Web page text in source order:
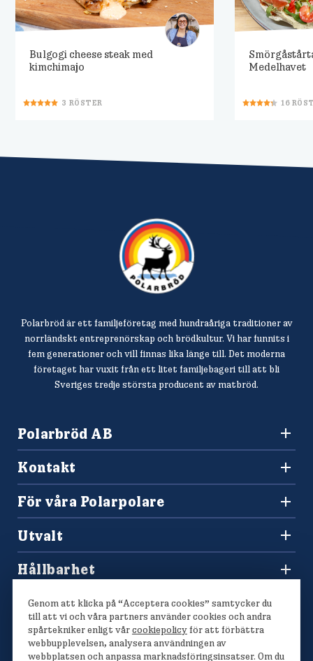
Bulgogi cheese steak med
kimchimajo
3 RÖSTER
Medelhavet
16
Polarbröd är ett familjeföretag med hundraåriga traditioner av
norrländskt entreprenörskap och brödkultur. Vi har funnits i
fem generationer och vill finnas lika länge till. Det moderna
företaget har vuxit från ett litet familjebageri till att bli
Sveriges tredje största producent av matbröd.
Polarbröd AB
010-450 60 00
info@polarbrod.se
Kontakt
Konsumentkontakt och reklamation
Frågor och svar
Press och nyhetsrum
Sponsring
För våra Polarpolare
Tävlingar
Hitta din Polarklämma
Utvalt
Lediga jobb
Våra bröd
Hållbarhet
Polarmetoden
Genom att klicka på “Acceptera cookies” samtycker du
till att vi och våra partners använder cookies och andra
spårtekniker enligt vårcookiepolicyför att förbättra
webbupplevelsen, analysera användningen av
webbplatsen och anpassa marknadsföringsinsatser. Om du